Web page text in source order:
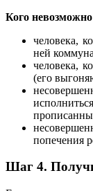
Кого
человека,
ней
человека,
(его
попечения
Шаг 4.